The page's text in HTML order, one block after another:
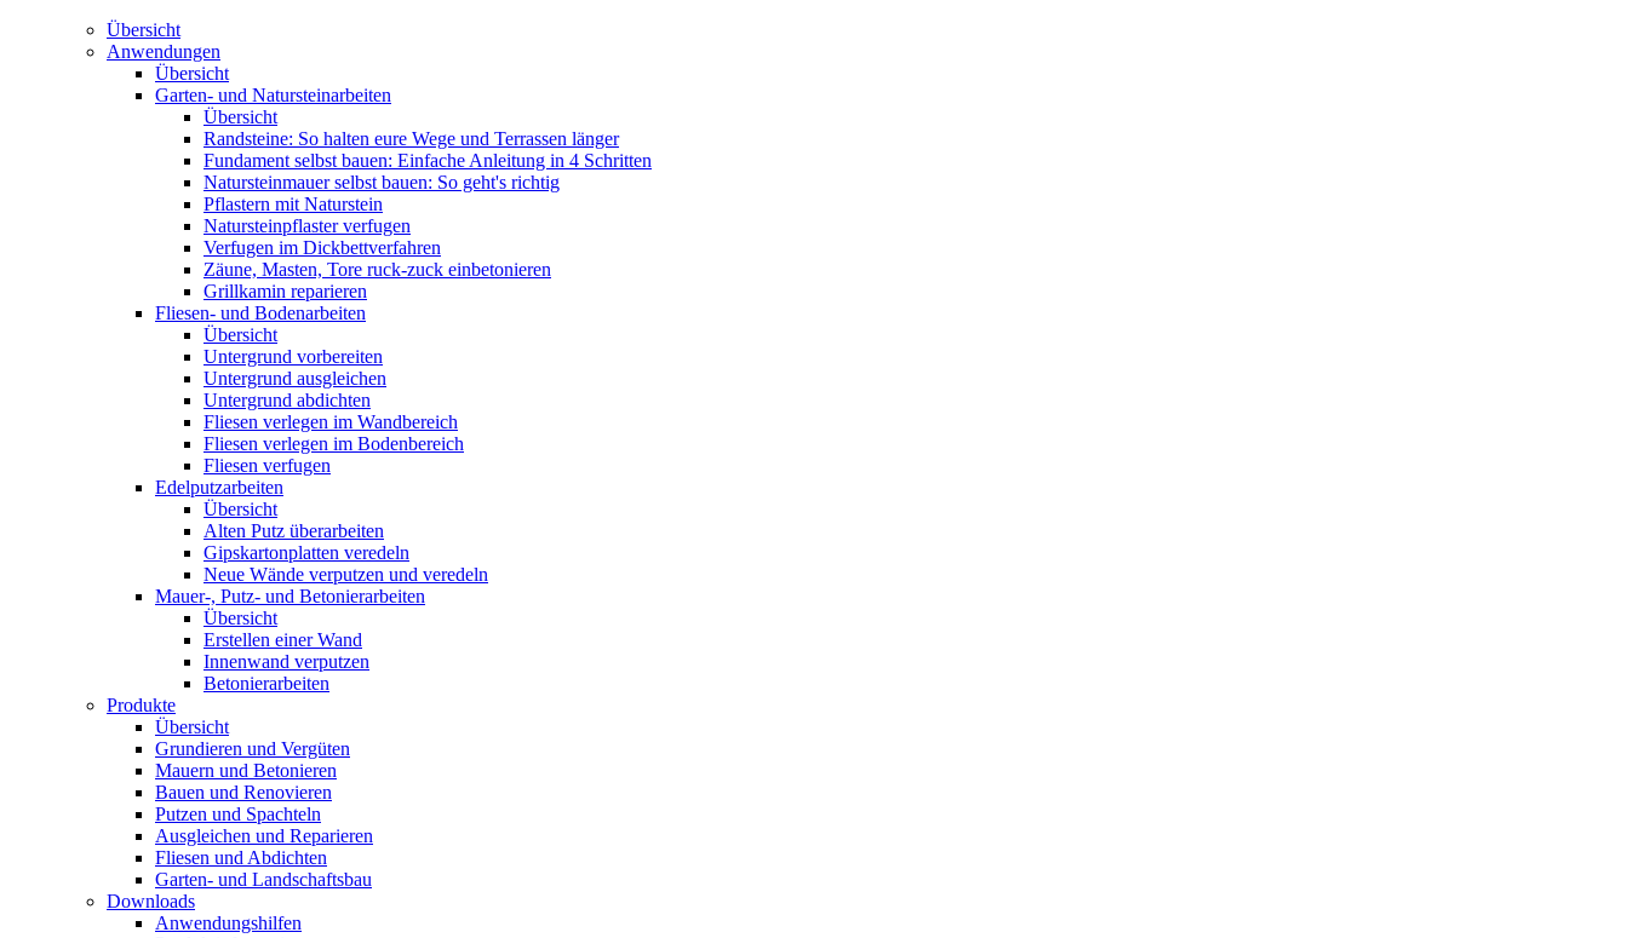
Übersicht
Anwendungen
Übersicht
Garten- und Natursteinarbeiten
Übersicht
Randsteine: So halten eure Wege und Terrassen länger
Fundament selbst bauen: Einfache Anleitung in 4 Schritten
Natursteinmauer selbst bauen: So geht's richtig
Pflastern mit Naturstein
Natursteinpflaster verfugen
Verfugen im Dickbettverfahren
Zäune, Masten, Tore ruck-zuck einbetonieren
Grillkamin reparieren
Fliesen- und Bodenarbeiten
Übersicht
Untergrund vorbereiten
Untergrund ausgleichen
Untergrund abdichten
Fliesen verlegen im Wandbereich
Fliesen verlegen im Bodenbereich
Fliesen verfugen
Edelputzarbeiten
Übersicht
Alten Putz überarbeiten
Gipskartonplatten veredeln
Neue Wände verputzen und veredeln
Mauer-, Putz- und Betonierarbeiten
Übersicht
Erstellen einer Wand
Innenwand verputzen
Betonierarbeiten
Produkte
Übersicht
Grundieren und Vergüten
Mauern und Betonieren
Bauen und Renovieren
Putzen und Spachteln
Ausgleichen und Reparieren
Fliesen und Abdichten
Garten- und Landschaftsbau
Downloads
Anwendungshilfen